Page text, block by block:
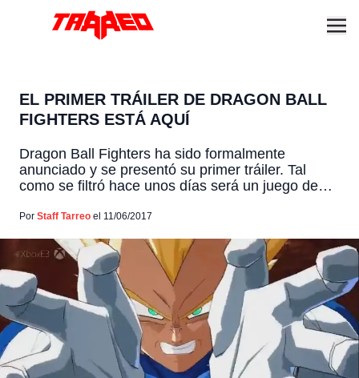
EL PRIMER TRÁILER DE DRAGON BALL
FIGHTERS ESTÁ AQUÍ
Dragon Ball Fighters ha sido formalmente
anunciado y se presentó su primer tráiler. Tal
como se filtró hace unos días será un juego de
mando de los mismos creadores de Guilty Gear.
mejor ha lucido en años. El video […]
Por Staff Tarreo el 11/06/2017